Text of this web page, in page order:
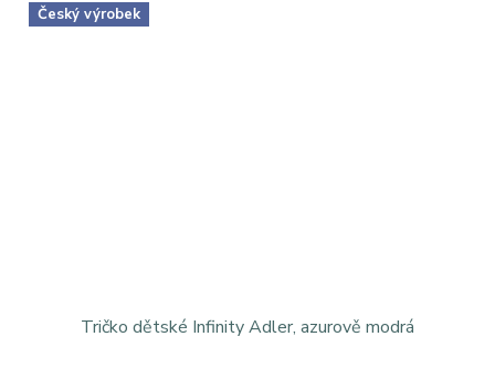
Český výrobek
Tričko dětské Infinity Adler, azurově modrá